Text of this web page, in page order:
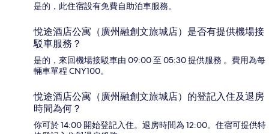
是的，此住宿設有免費自助泊車服務。
悅途酒店公寓（廣州融創文旅城店）是否有提供機場接
駁車服務？
是的，來回機場接駁車由 09:00 至 05:30 提供服務 。費用為每
輛車單程 CNY100。
悅途酒店公寓（廣州融創文旅城店）的登記入住及退房
時間為何？
你可於 14:00 開始登記入住。退房時間為 12:00。住宿可提供特